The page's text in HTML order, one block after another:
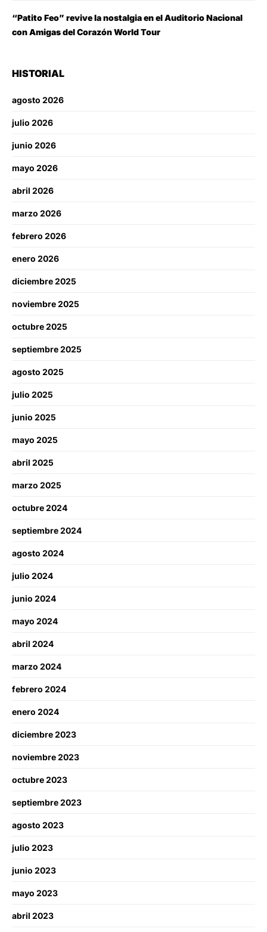
“Patito Feo” revive la nostalgia en el Auditorio Nacional
con Amigas del Corazón World Tour
HISTORIAL
agosto 2026
julio 2026
junio 2026
mayo 2026
abril 2026
marzo 2026
febrero 2026
enero 2026
diciembre 2025
noviembre 2025
octubre 2025
septiembre 2025
agosto 2025
julio 2025
junio 2025
mayo 2025
abril 2025
marzo 2025
octubre 2024
septiembre 2024
agosto 2024
julio 2024
junio 2024
mayo 2024
abril 2024
marzo 2024
febrero 2024
enero 2024
diciembre 2023
noviembre 2023
octubre 2023
septiembre 2023
agosto 2023
julio 2023
junio 2023
mayo 2023
abril 2023